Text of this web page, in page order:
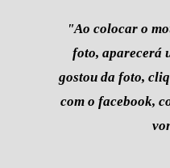
"Ao colocar o
foto, aparecerá
gostou da foto,
com o facebook,